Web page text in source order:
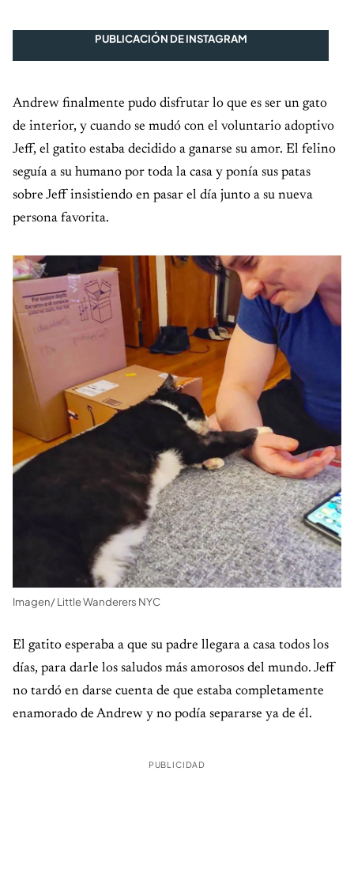
PUBLICACIÓN DE INSTAGRAM
Andrew finalmente pudo disfrutar lo que es ser un gato
de interior, y cuando se mudó con el voluntario adoptivo
Jeff, el gatito estaba decidido a ganarse su amor. El felino
seguía a su humano por toda la casa y ponía sus patas
sobre Jeff insistiendo en pasar el día junto a su nueva
persona favorita.
Imagen/ Little Wanderers NYC
El gatito esperaba a que su padre llegara a casa todos los
días, para darle los saludos más amorosos del mundo. Jeff
no tardó en darse cuenta de que estaba completamente
enamorado de Andrew y no podía separarse ya de él.
PUBLICIDAD